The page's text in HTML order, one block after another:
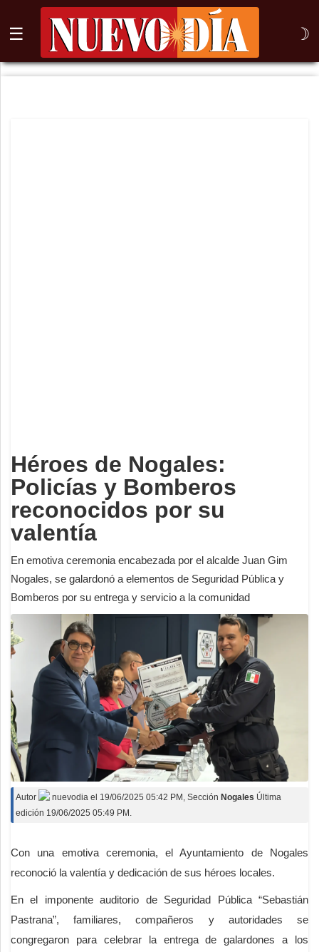
☰ ☽
⌕
Héroes de Nogales:
Policías y Bomberos
reconocidos por su
valentía
En emotiva ceremonia encabezada por el alcalde Juan Gim
Nogales, se galardonó a elementos de Seguridad Pública y
Bomberos por su entrega y servicio a la comunidad
Autor nuevodia el 19/06/2025 05:42 PM , Sección Nogales Última
edición 19/06/2025 05:49 PM.
Con una emotiva ceremonia, el Ayuntamiento de Nogales
reconoció la valentía y dedicación de sus héroes locales.
En el imponente auditorio de Seguridad Pública “Sebastián
Pastrana”, familiares, compañeros y autoridades se
congregaron para celebrar la entrega de galardones a los